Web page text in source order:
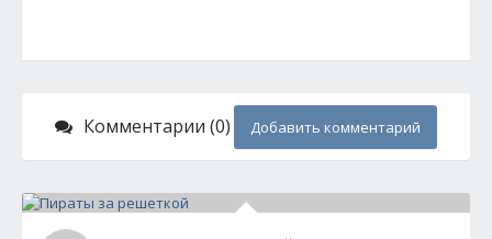
Комментарии (0) Добавить комментарий